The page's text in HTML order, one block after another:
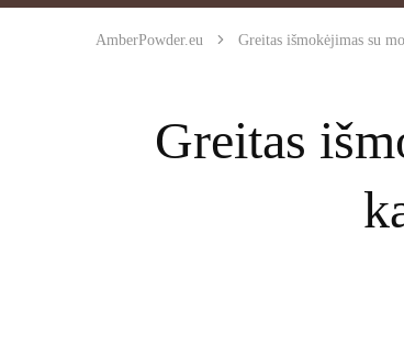
AmberPowder.eu Greitas išmokėjimas su
Greitas